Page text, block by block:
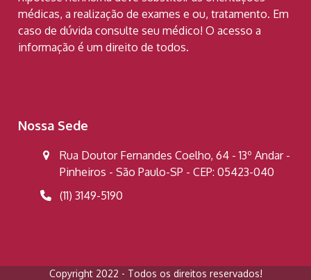
médicas, a realização de exames e ou, tratamento. Em
caso de dúvida consulte seu médico! O acesso a
informação é um direito de todos.
Nossa Sede
Rua Doutor Fernandes Coelho, 64 - 13º Andar -
Pinheiros - São Paulo-SP - CEP: 05423-040
(11) 3149-5190
Copyright 2022 - Todos os direitos reservados!